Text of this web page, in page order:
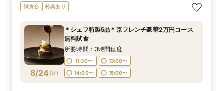
8/23(日)
【70名以上ご検討の方】京都最大級の会場見学×
口コミ高評価2万円相当試食
9:00〜
14:00〜
15:00〜
フェアを予約
8/23(日)
【神社コンシェルジュ相談×神社紹介あり】伝統
と絆を大切にする本格和婚を実現！和婚スタイル
ア～
所要時間：3時間程度
14:00〜
15:00〜
フェアを予約
8/23(日)
《少人数専用会場が大好評！》家族の絆を結ぶ
アットホームな少人数ウエディングフェア【挙式
試食付き】
所要時間：3時間程度
14:00〜
15:00〜
フェアを予約
8/23(日)
【初めての方へ】組数限定で挙式プレゼント◆挙
式入場体験×試食×充実の相談会
9:00〜
14:00〜
15:00〜
フェアを予約
8/23(日)
【おもてなし重視の方必見】歴史×モダンの寛ぎ
空間＆特別試食会
9:00〜
14:00〜
15:00〜
フェアを予約
8/23(日)
【東京開催】関東在住の方必見《フナツル》出張
ご相談会＆お打合せ【式場選び～結婚式の準備・
や新幹線代プレゼントも！
所要時間：3時間程度
フェアを予約
試食会 特典あり
8/24 (月)
＊シェフ特製5品＊京フレンチ豪華2万円コース
無料試食
所要時間：3時間程度
11:30〜
13:00〜
14:00〜
15:00〜